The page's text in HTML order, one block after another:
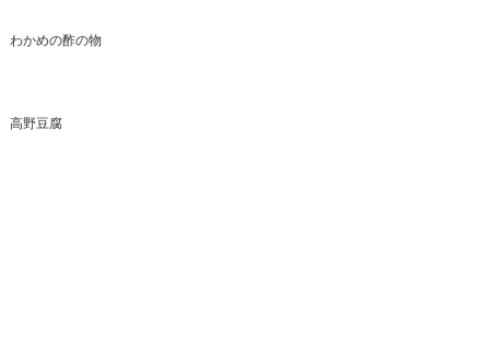
わかめの酢の物
高野豆腐